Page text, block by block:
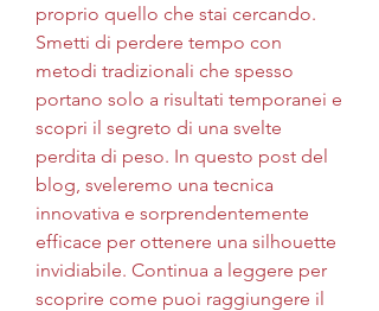
proprio quello che stai cercando.
Smetti di perdere tempo con
metodi tradizionali che spesso
portano solo a risultati temporanei e
scopri il segreto di una svelte
perdita di peso. In questo post del
blog, sveleremo una tecnica
innovativa e sorprendentemente
efficace per ottenere una silhouette
invidiabile. Continua a leggere per
scoprire come puoi raggiungere il